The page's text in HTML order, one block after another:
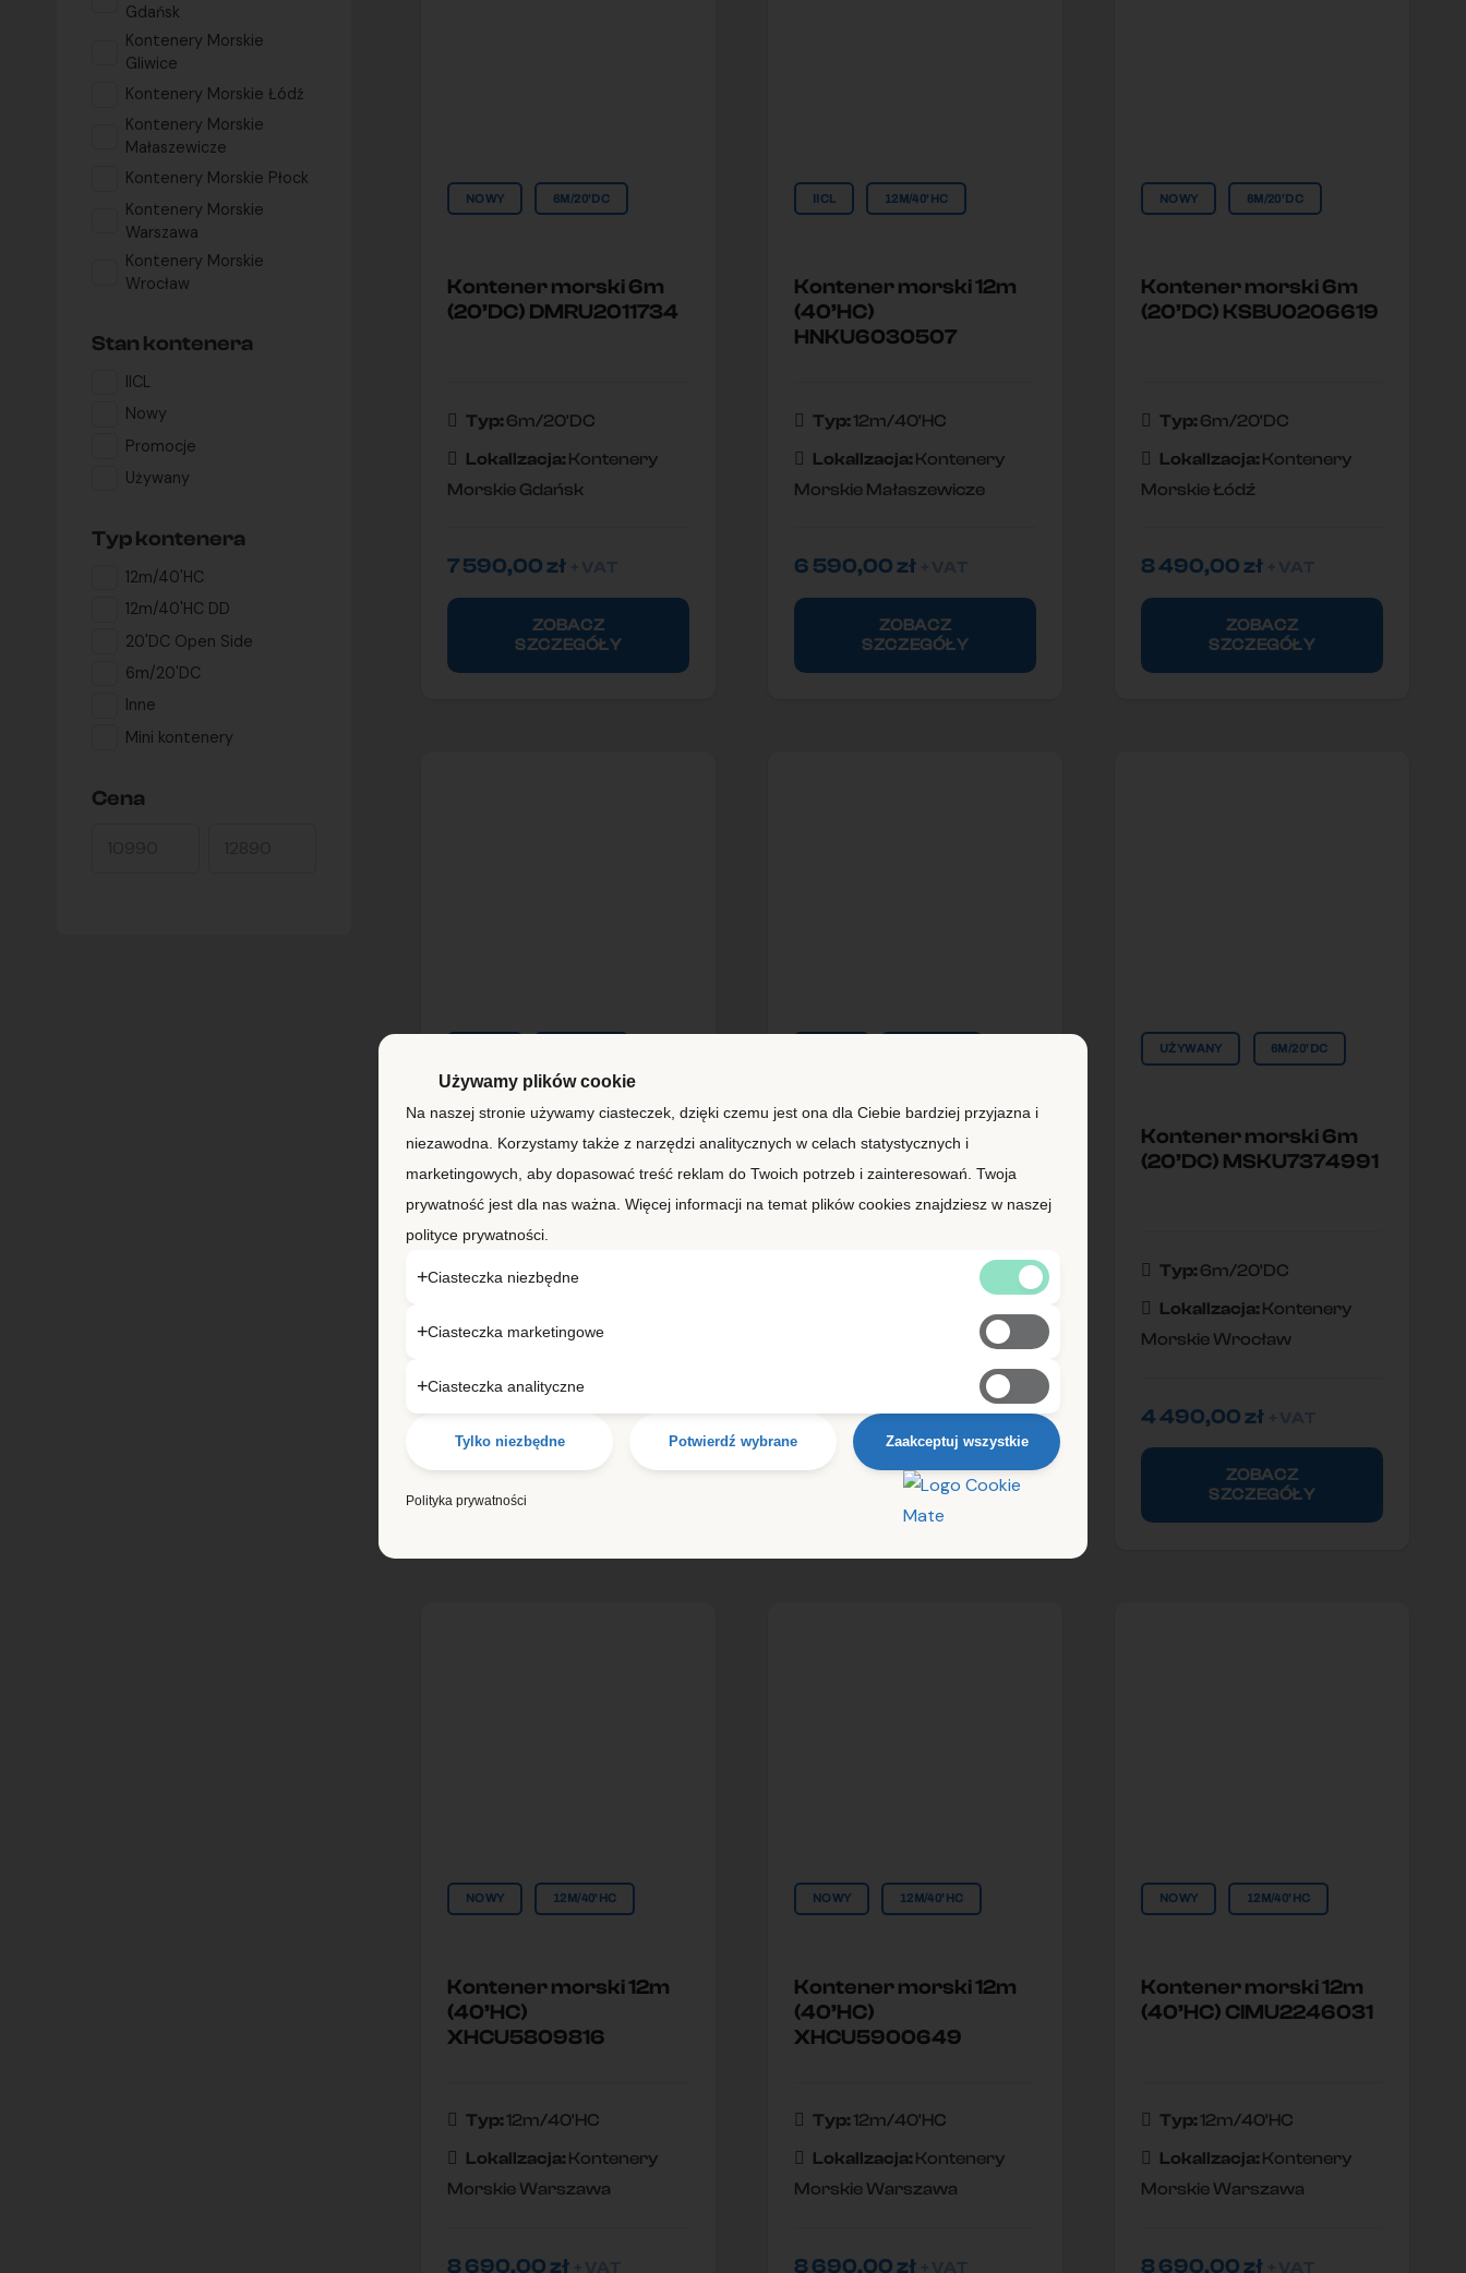
Gdańsk
Kontenery Morskie
Gliwice
Kontenery Morskie Łódź
Kontenery Morskie
Małaszewicze
Kontenery Morskie Płock
Kontenery Morskie
Warszawa
Kontenery Morskie
Wrocław
Stan kontenera
IICL
Nowy
Promocje
Używany
Typ kontenera
12m/40'HC
12m/40'HC DD
20'DC Open Side
6m/20'DC
Inne
Mini kontenery
Cena
NOWY 6M/20'DC
Kontener morski 6m
(20’DC) DMRU2011734
Typ: 6m/20'DC
Lokallzacja: Kontenery
Morskie Gdańsk
7 590,00zł
ZOBACZ
SZCZEGÓŁY
IICL 12M/40'HC
Kontener morski 12m
(40’HC)
HNKU6030507
Typ:12m/40'HC
Lokallzacja: Kontenery
Morskie Małaszewicze
6 590,00zł
ZOBACZ
SZCZEGÓŁY
NOWY 6M/20'DC
Kontener morski 6m
(20’DC) KSBU0206619
Typ: 6m/20'DC
Lokallzacja: Kontenery
Morskie Łódź
8 490,00zł
ZOBACZ
SZCZEGÓŁY
Kontener morski 6m
KSBU0206542
Typ: 6m/20'DC
Morskie Łódź
+ VAT
ZOBACZ
SZCZEGÓŁY
Kontener morski 12m
XHCU5900443
8 690,00zł + VAT
ZOBACZ
SZCZEGÓŁY
UŻYWANY 6M/20'DC
Kontener morski 6m
(20’DC) MSKU7374991
Typ: 6m/20'DC
Lokallzacja: Kontenery
Morskie Wrocław
4 490,00zł
ZOBACZ
SZCZEGÓŁY
NOWY 12M/40'HC
Kontener morski 12m
(40’HC)
XHCU5809816
Typ:12m/40'HC
Lokallzacja: Kontenery
Morskie Warszawa
8 690,00zł
NOWY 12M/40'HC
Kontener morski 12m
(40’HC)
XHCU5900649
Typ:12m/40'HC
Lokallzacja: Kontenery
Morskie Warszawa
8 690,00zł
NOWY 12M/40'HC
Kontener morski 12m
(40’HC) CIMU2246031
Typ:12m/40'HC
Lokallzacja: Kontenery
Morskie Warszawa
8 690,00zł
Używamy plików cookie
Na naszej stronie używamy ciasteczek, dzięki czemu jest ona dla Ciebie bardziej przyjazna i
niezawodna. Korzystamy także z narzędzi analitycznych w celach statystycznych i
marketingowych, aby dopasować treść reklam do Twoich potrzeb i zainteresowań. Twoja
prywatność jest dla nas ważna. Więcej informacji na temat plików cookies znajdziesz w naszej
polityce prywatności.
Ciasteczka niezbędne
Ciasteczka marketingowe
Ciasteczka analityczne
Tylko niezbędne Potwierdź wybrane Zaakceptuj wszystkie
Polityka prywatności